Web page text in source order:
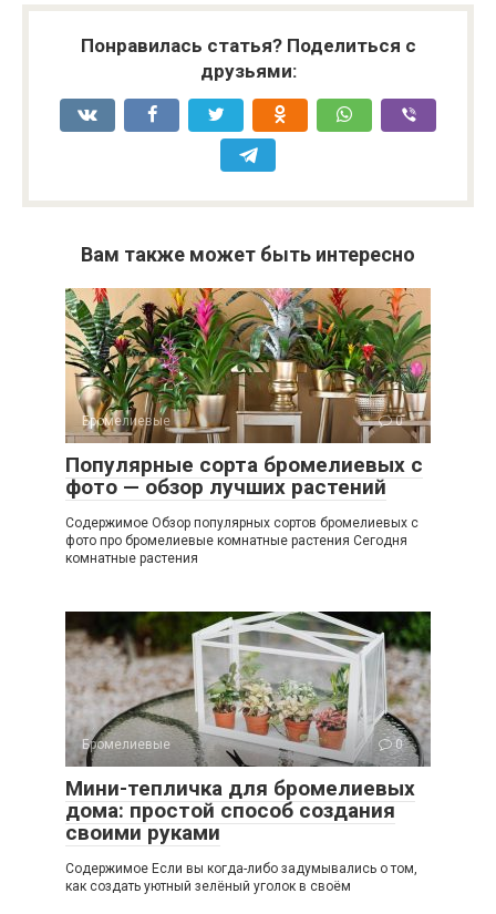
Понравилась статья? Поделиться с
друзьями:
Вам также может быть интересно
Бромелиевые 0
Популярные сорта бромелиевых с
фото — обзор лучших растений
Содержимое Обзор популярных сортов бромелиевых с
фото про бромелиевые комнатные растения Сегодня
комнатные растения
Бромелиевые 0
Мини-тепличка для бромелиевых
дома: простой способ создания
своими руками
Содержимое Если вы когда-либо задумывались о том,
как создать уютный зелёный уголок в своём